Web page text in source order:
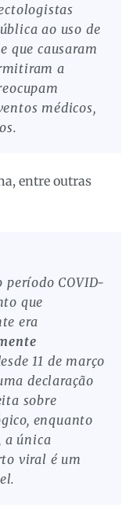
ao uso de
que causaram
a
médicos,
entre outras
COVID-
que
era
11 de março
declaração
sobre
enquanto
a única
viral é um